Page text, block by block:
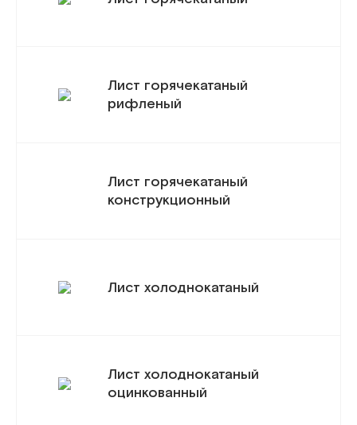
Лист горячекатаный
рифленый
Лист горячекатаный
конструкционный
Лист холоднокатаный
Лист холоднокатаный
оцинкованный